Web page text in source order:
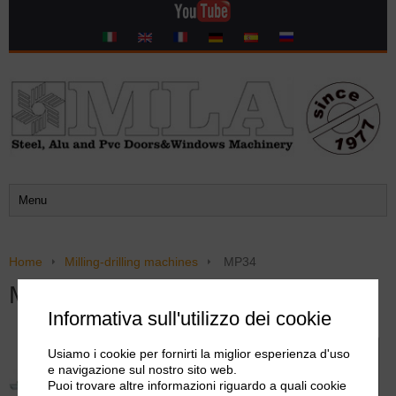
Home Milling-drilling machines MP34
MP34
Info PDF Video
Informativa sull'utilizzo dei cookie
Usiamo i cookie per fornirti la miglior esperienza d'uso
e navigazione sul nostro sito web.
Puoi trovare altre informazioni riguardo a quali cookie